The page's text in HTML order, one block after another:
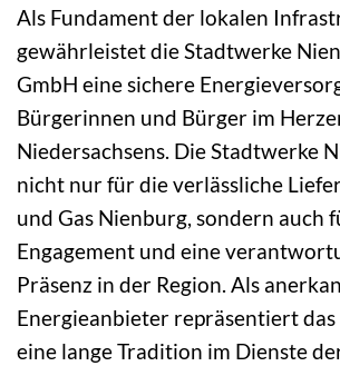
Als Fundament der lokalen
gewährleistet die Stadtwerke
GmbH eine sichere
Bürgerinnen und Bürger im
Niedersachsens. Die Stadtwerke
nicht nur für die verlässliche
und Gas Nienburg, sondern auch
Engagement und eine
Präsenz in der Region. Als
Energieanbieter repräsentiert
eine lange Tradition im Dienste